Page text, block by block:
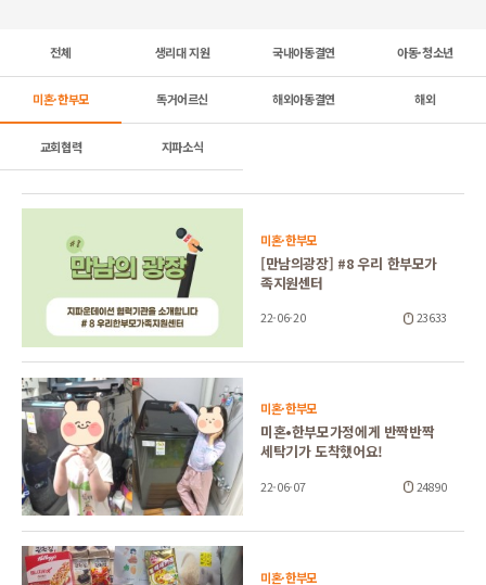
전체 생리대 지원 국내아동결연 아동·청소년
미혼·한부모 독거어르신 해외아동결연 해외
교회협력 지파소식
미혼·한부모
[만남의광장] #8 우리 한부모가
족지원센터
22-06-20 23633
미혼·한부모
미혼•한부모가정에게 반짝반짝
세탁기가 도착했어요!
22-06-07 24890
미혼·한부모